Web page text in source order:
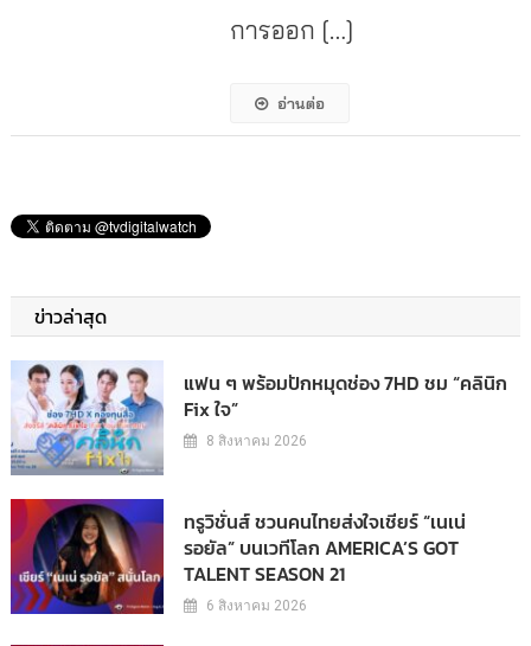
การออก […]
อ่านต่อ
ข่าวล่าสุด
แฟน ๆ พร้อมปักหมุดช่อง 7HD ชม “คลินิก
Fix ใจ”
8 สิงหาคม 2026
ทรูวิชั่นส์ ชวนคนไทยส่งใจเชียร์ “เนเน่
รอยัล” บนเวทีโลก AMERICA’S GOT
TALENT SEASON 21
6 สิงหาคม 2026